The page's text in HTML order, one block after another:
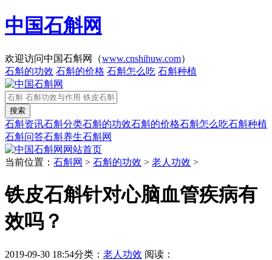
中国石斛网
欢迎访问中国石斛网（www.cnshihuw.com）
石斛的功效 石斛的价格 石斛怎么吃 石斛种植
石斛资讯石斛分类石斛的功效石斛的价格石斛怎么吃石斛种植
石斛问答石斛养生石斛网
网站首页
当前位置： 石斛网 > 石斛的功效 > 老人功效 >
铁皮石斛针对心脑血管疾病有
效吗？
2019-09-30 18:54分类： 老人功效 阅读：